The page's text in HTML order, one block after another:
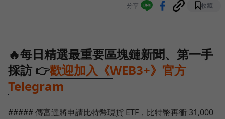
分享 收藏
🔥每日精選最重要區塊鏈新聞、第一手
採訪 👉歡迎加入《WEB3+》官方
Telegram
##### 傳富達將申請比特幣現貨 ETF，比特幣再衝 31,000